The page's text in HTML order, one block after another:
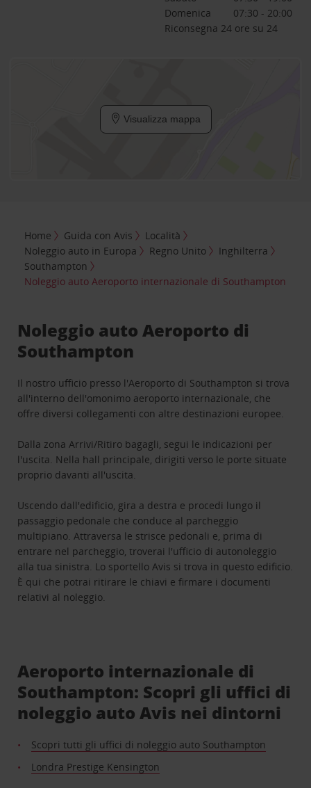
Domenica
07:30 - 20:00
Riconsegna 24 ore su 24
Visualizza mappa
Home Guida con Avis
Località
Noleggio auto in Europa
Regno Unito
Inghilterra
Southampton
Noleggio auto Aeroporto internazionale di Southampton
Noleggio auto Aeroporto di
Southampton
Il nostro ufficio presso l'Aeroporto di Southampton si trova
all'interno dell'omonimo aeroporto internazionale, che
offre diversi collegamenti con altre destinazioni europee.
Dalla zona Arrivi/Ritiro bagagli, segui le indicazioni per
l'uscita. Nella hall principale, dirigiti verso le porte situate
proprio davanti all'uscita.
Uscendo dall'edificio, gira a destra e procedi lungo il
passaggio pedonale che conduce al parcheggio
multipiano. Attraversa le strisce pedonali e, prima di
entrare nel parcheggio, troverai l'ufficio di autonoleggio
alla tua sinistra. Lo sportello Avis si trova in questo edificio.
È qui che potrai ritirare le chiavi e firmare i documenti
relativi al noleggio.
Aeroporto internazionale di
Southampton: Scopri gli uffici di
noleggio auto Avis nei dintorni
Scopri tutti gli uffici di noleggio auto Southampton
Londra Prestige Kensington